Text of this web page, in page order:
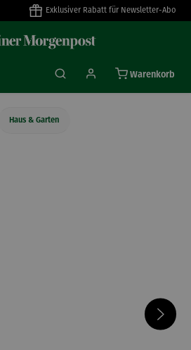
Exklusiver Rabatt für Newsletter-Abo
Warenkorb
Haus & Garten